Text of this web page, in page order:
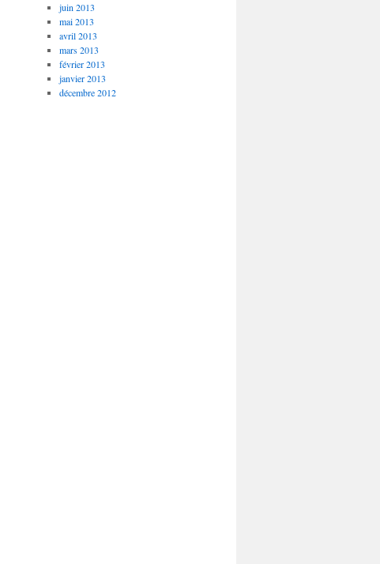
juin 2013
mai 2013
avril 2013
mars 2013
février 2013
janvier 2013
décembre 2012